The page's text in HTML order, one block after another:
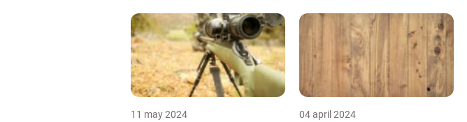
11 may 2024 04 april 2024